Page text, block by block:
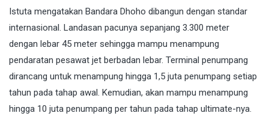
Istuta mengatakan Bandara Dhoho dibangun dengan standar
internasional. Landasan pacunya sepanjang 3.300 meter
dengan lebar 45 meter sehingga mampu menampung
pendaratan pesawat jet berbadan lebar. Terminal penumpang
dirancang untuk menampung hingga 1,5 juta penumpang setiap
tahun pada tahap awal. Kemudian, akan mampu menampung
hingga 10 juta penumpang per tahun pada tahap ultimate-nya.